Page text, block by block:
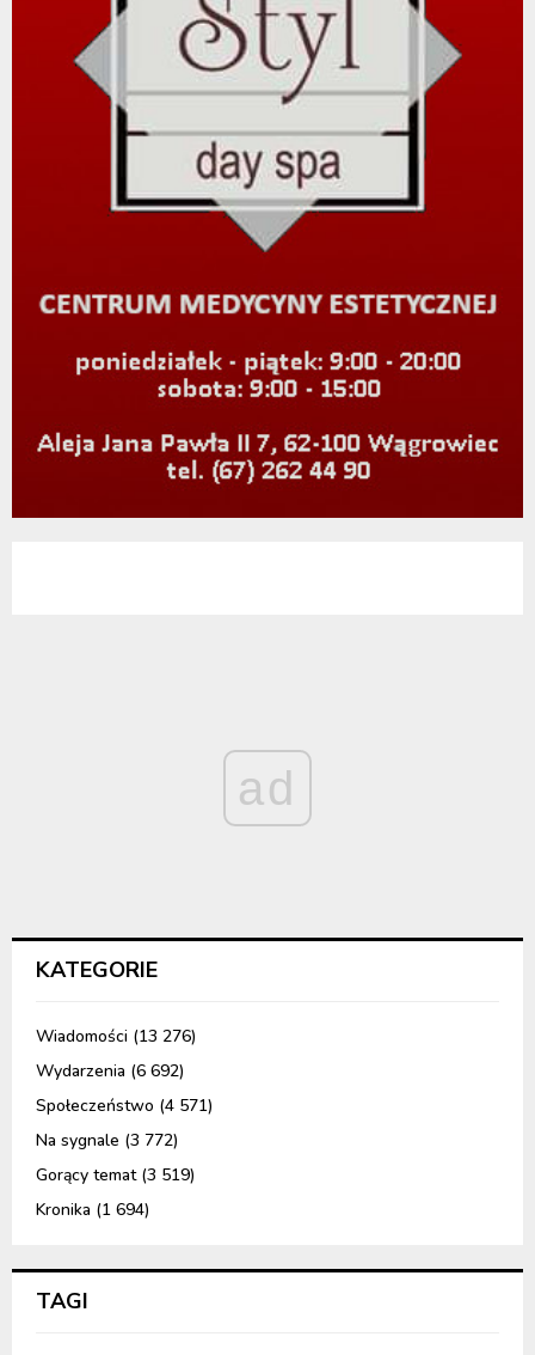
ad
KATEGORIE
Wiadomości (13 276)
Wydarzenia (6 692)
Społeczeństwo (4 571)
Na sygnale (3 772)
Gorący temat(3 519)
Kronika (1 694)
TAGI